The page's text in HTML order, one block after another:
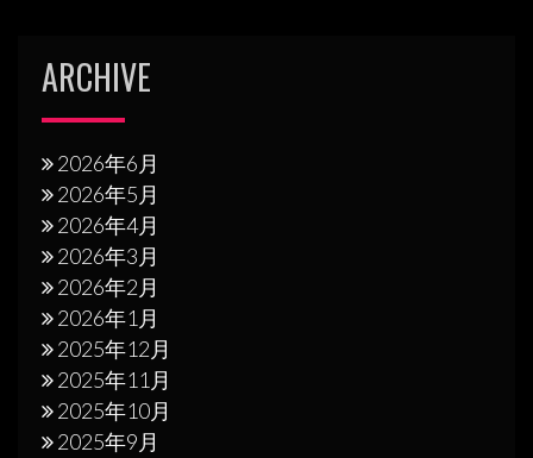
ARCHIVE
2026年6月
2026年5月
2026年4月
2026年3月
2026年2月
2026年1月
2025年12月
2025年11月
2025年10月
2025年9月